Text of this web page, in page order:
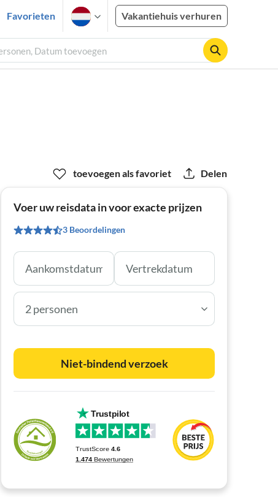
Favorieten Vakantiehuis verhuren
Datum toevoegen
toevoegen als favoriet Delen
Voer uw reisdata in voor exacte prijzen
3 Beoordelingen
2 personen
Niet-bindend verzoek